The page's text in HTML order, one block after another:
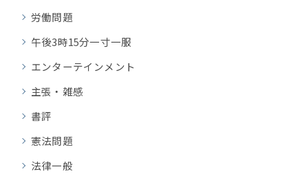
労働問題
午後3時15分一寸一服
エンターテインメント
主張・雑感
書評
憲法問題
法律一般